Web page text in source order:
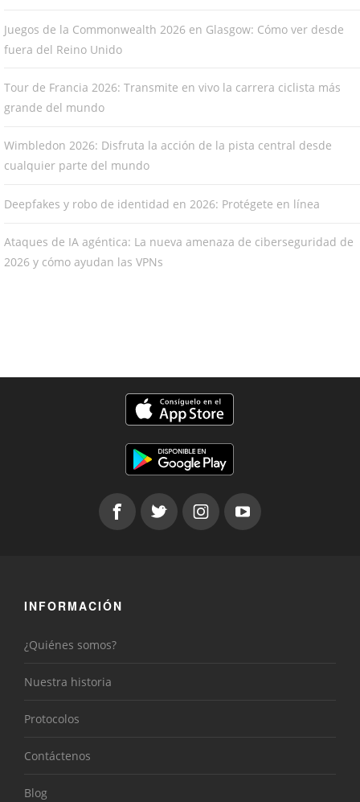
Juegos de la Commonwealth 2026 en Glasgow: Cómo ver desde
fuera del Reino Unido
Tour de Francia 2026: Transmite en vivo la carrera ciclista más
grande del mundo
Wimbledon 2026: Disfruta la acción de la pista central desde
cualquier parte del mundo
Deepfakes y robo de identidad en 2026: Protégete en línea
Ataques de IA agéntica: La nueva amenaza de ciberseguridad de
2026 y cómo ayudan las VPNs
INFORMACIÓN
¿Quiénes somos?
Nuestra historia
Protocolos
Contáctenos
Blog